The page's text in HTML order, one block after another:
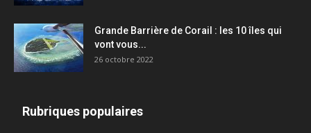
Grande Barrière de Corail : les 10 îles qui
vont vous...
26 octobre 2022
Rubriques populaires